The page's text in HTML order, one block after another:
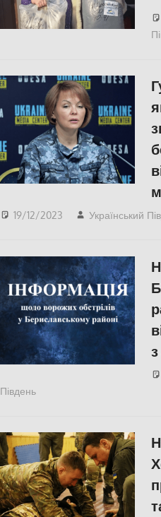
19/12/2023 Український
Південь